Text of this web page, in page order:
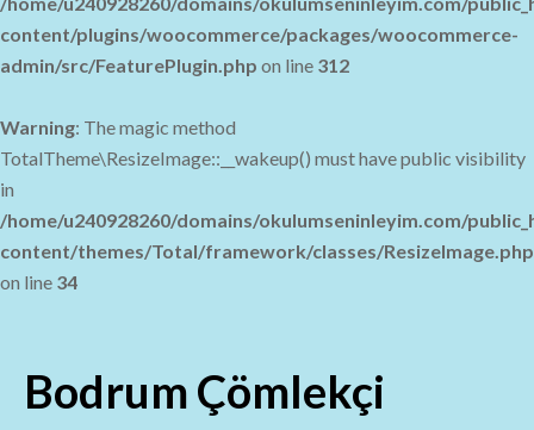
content/plugins/woocommerce/packages/woocommerce-
admin/src/FeaturePlugin.php on line 312
Warning: The magic method
TotalTheme\ResizeImage::__wakeup() must have public visibility
in
/home/u240928260/domains/okulumseninleyim.com/
content/themes/Total/framework/classes/ResizeImage.php
on line 34
content
Bodrum Çömlekçi